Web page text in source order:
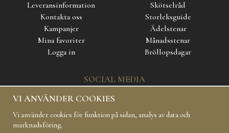
Leveransinformation
Kontakta oss
Kampanjer
Mina favoriter
Logga in
Skötselråd
Storleksguide
Ädelstenar
Månadsstenar
Bröllopsdagar
SOCIAL MEDIA
VI ANVÄNDER COOKIES
Vi använder cookies för funktion på sidan, analys av data och
marknadsföring.